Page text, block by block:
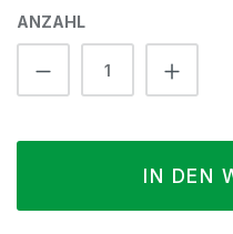
ANZAHL
Produkt Anzahl:
IN DEN